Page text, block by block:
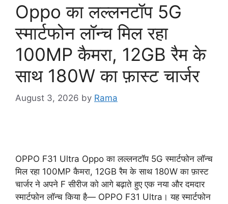
Oppo का लल्लनटॉप 5G
स्मार्टफोन लॉन्च मिल रहा
100MP कैमरा, 12GB रैम के
साथ 180W का फ़ास्ट चार्जर
August 3, 2026 by Rama
OPPO F31 Ultra Oppo का लल्लनटॉप 5G स्मार्टफोन लॉन्च
मिल रहा 100MP कैमरा, 12GB रैम के साथ 180W का फ़ास्ट
चार्जर ने अपने F सीरीज को आगे बढ़ाते हुए एक नया और दमदार
स्मार्टफोन लॉन्च किया है— OPPO F31 Ultra। यह स्मार्टफोन